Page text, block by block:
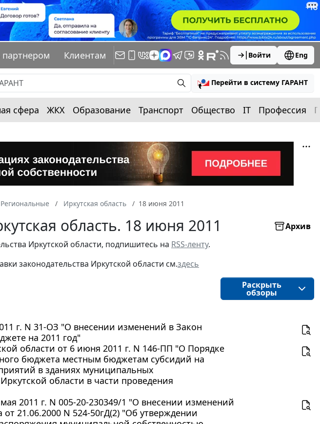
партнером Клиентам Войти Eng
Перейти в систему ГАРАНТ
сфера ЖКХ Образование Транспорт Общество IT Профессия
Региональные Иркутская область 18 июня 2011
область. 18 июня 2011
Архив
Иркутской области, подпишитесь на RSS-ленту.
законодательства Иркутской области см.здесь
Раскрыть
обзоры
г. N 31-ОЗ "О внесении изменений в Закон
на 2011 год"
области от 6 июня 2011 г. N 146-ПП "О Порядке
бюджета местным бюджетам субсидий на
в зданиях муниципальных
области в части проведения
2011 г. N 005-20-230349/1 "О внесении изменений
21.06.2000 N 524-50гД(2) "Об утверждении